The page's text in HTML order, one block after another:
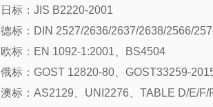
日标：JIS B2220-2001
德标：DIN 2527/2636/2637/2638/2566/
欧标：EN 1092-1:2001、BS4504
俄标：GOST 12820-80、GOST33259-
澳标：AS2129、UNI2276、TABLE D/E/F/